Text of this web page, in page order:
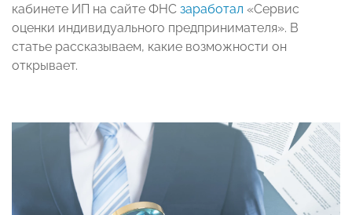
кабинете ИП на сайте ФНС заработал «Сервис
оценки индивидуального предпринимателя». В
статье рассказываем, какие возможности он
открывает.